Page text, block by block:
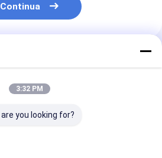
Continua
3:32 PM
you looking for?